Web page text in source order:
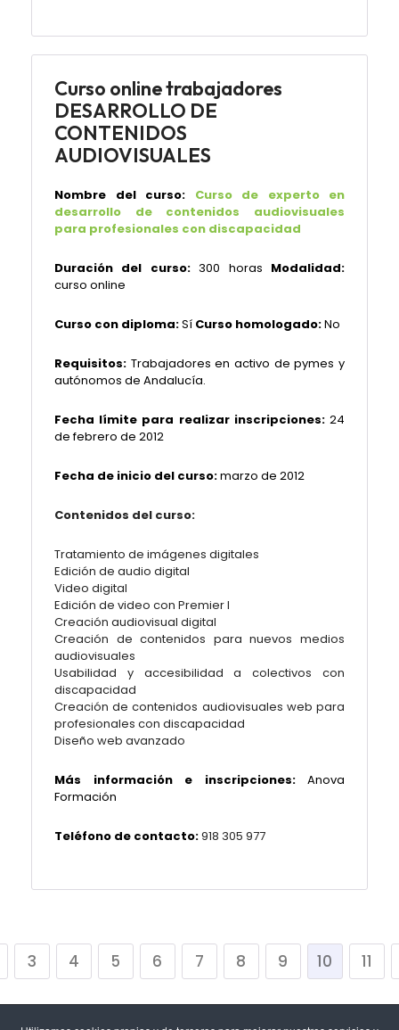
Curso online trabajadores
DESARROLLO DE
CONTENIDOS
AUDIOVISUALES
Nombre del curso:
Curso de experto en
desarrollo de contenidos audiovisuales
para profesionales con discapacidad
Duración del curso:300 horas Modalidad:
curso online
Curso con diploma:Sí Curso homologado:No
Requisitos: Trabajadores en activo de pymes y
autónomos de Andalucía.
Fecha límite para realizar inscripciones: 24
de febrero de 2012
Fecha de inicio del curso:marzo de 2012
Contenidos del curso:
Tratamiento de imágenes digitales
Edición de audio digital
Video digital
Edición de video con Premier I
Creación audiovisual digital
Creación de contenidos para nuevos medios
audiovisuales
Usabilidad y accesibilidad a colectivos con
discapacidad
Creación de contenidos audiovisuales web para
profesionales con discapacidad
Diseño web avanzado
Más información e inscripciones:Anova
Formación
Teléfono de contacto:918 305 977
3 4 5 6 7 8 9 10 11